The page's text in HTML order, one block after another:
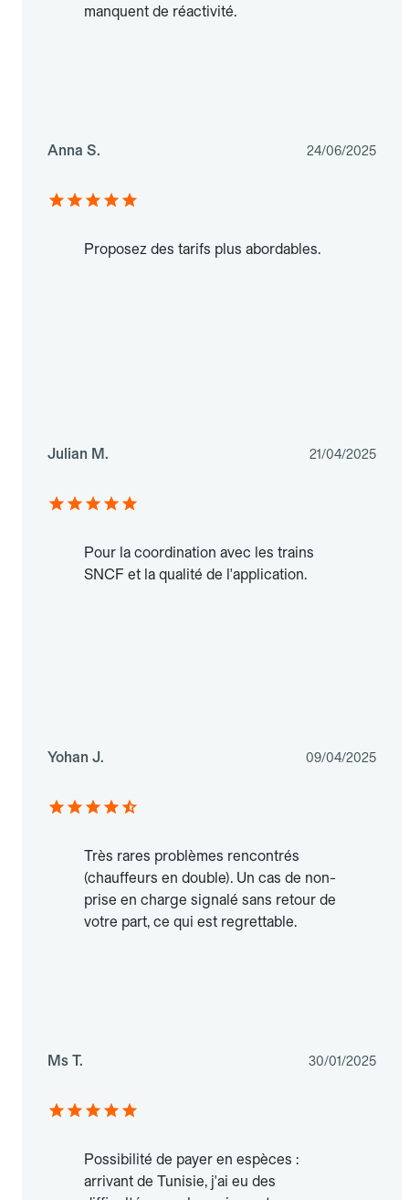
manquent de réactivité.
Anna S. 24/06/2025
Proposez des tarifs plus abordables.
Julian M. 21/04/2025
Pour la coordination avec les trains
SNCF et la qualité de l'application.
Yohan J. 09/04/2025
Très rares problèmes rencontrés
(chauffeurs en double). Un cas de non-
prise en charge signalé sans retour de
votre part, ce qui est regrettable.
Ms T. 30/01/2025
Possibilité de payer en espèces :
arrivant de Tunisie, j'ai eu des